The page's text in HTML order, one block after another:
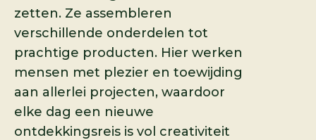
zetten. Ze assembleren
verschillende onderdelen tot
prachtige producten. Hier werken
mensen met plezier en toewijding
aan allerlei projecten, waardoor
elke dag een nieuwe
ontdekkingsreis is vol creativiteit